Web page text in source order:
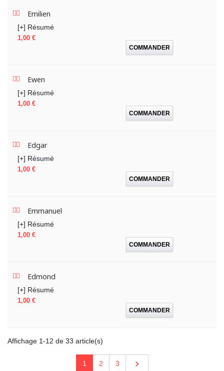
Emilien
[+] Résumé
Prix
1,00 €
COMMANDER
Ewen
[+] Résumé
Prix
1,00 €
COMMANDER
Edgar
[+] Résumé
Prix
1,00 €
COMMANDER
Emmanuel
[+] Résumé
Prix
1,00 €
COMMANDER
Edmond
[+] Résumé
Prix
1,00 €
COMMANDER
Affichage 1-12 de 33 article(s)
1 2 3 Suivant
